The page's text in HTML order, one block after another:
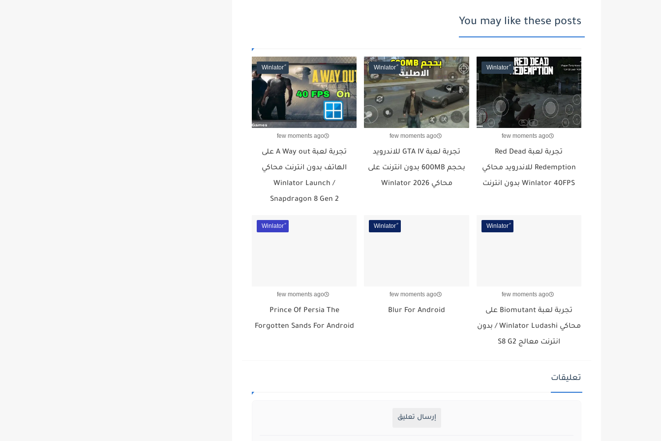
You may like these posts
ًWinlator
few moments ago
تجربة لعبة Red Dead
Redemption للاندرويد محاكي
Winlator 40FPS بدون انترنت
few moments ago
تجربة لعبة GTA IV للاندرويد
بحجم 600MB بدون انترنت على
محاكي Winlator 2026
few moments ago
تجربة لعبة A Way out على
الهاتف بدون انترنت محاكي
Winlator Launch /
Snapdragon 8 Gen 2
ًWinlator
few moments ago
تجربة لعبة Biomutant على
محاكي Winlator Ludashi / بدون
انترنت معالج S8 G2
few moments ago
Blur For Android
few moments ago
Prince Of Persia The
Forgotten Sands For Android
تعليقات
إرسال تعليق